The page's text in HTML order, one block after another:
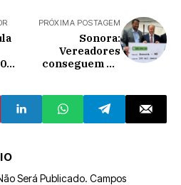
PRÓXIMA POSTAGEM
Sonora:
Vereadores
conseguem R$
Será Publicado. Campos